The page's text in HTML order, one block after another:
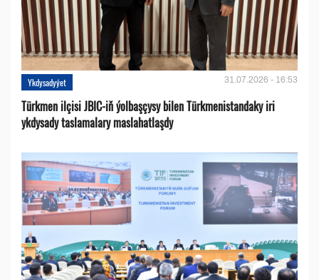
Ykdysadyýet 31.07.2026 - 16:53
Türkmen ilçisi JBIC-iň ýolbaşçysy bilen Türkmenistandaky iri
ykdysady taslamalary maslahatlaşdy